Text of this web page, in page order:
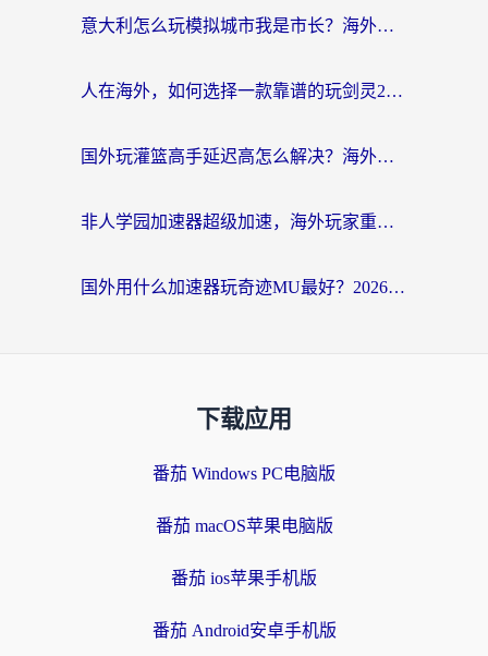
意大利怎么玩模拟城市我是市长？海外党国服游戏加速终极攻略（附三国3量子特攻解决办法）
人在海外，如何选择一款靠谱的玩剑灵2加速器？
国外玩灌篮高手延迟高怎么解决？海外玩家国服游戏加速终极指南
非人学园加速器超级加速，海外玩家重返国服的通行证
国外用什么加速器玩奇迹MU最好？2026海外玩家国服游戏加速全攻略
下载应用
番茄 Windows PC电脑版
番茄 macOS苹果电脑版
番茄 ios苹果手机版
番茄 Android安卓手机版